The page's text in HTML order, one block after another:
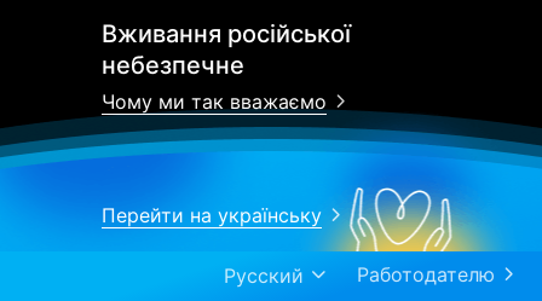
Вживання російської
небезпечне
Чому ми так вважаємо
Перейти на українську
Работодателю
Русский